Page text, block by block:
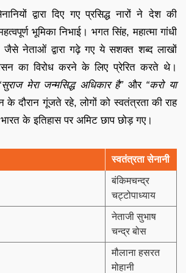
द्वारा दिए गए प्रसिद्ध नारों ने देश की
भूमिका निभाई। भगत सिंह, महात्मा गांधी
नेताओं द्वारा गढ़े गए ये सशक्त शब्द लाखों
का विरोध करने के लिए प्रेरित करते थे।
मेरा जन्मसिद्ध अधिकार है”और “करो या
दौरान गूंजते रहे, लोगों को स्वतंत्रता की राह
के इतिहास पर अमिट छाप छोड़ गए।
स्वतंत्रता सेनानी
बंकिमचन्द्र
चट्टोपाध्याय
नेताजी सुभाष
चन्द्र बोस
मौलाना हसरत
मोहानी